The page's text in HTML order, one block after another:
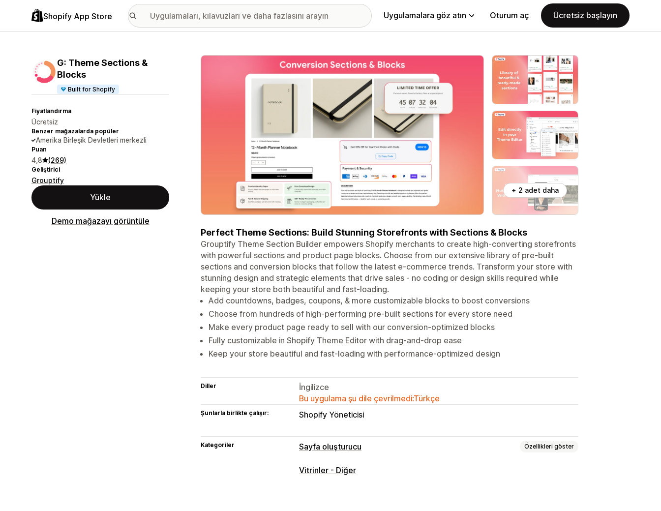
Shopify App Store Uygulamalara göz atın Oturum aç Ücretsiz başlayın
G: Theme Sections &
Blocks
Built for Shopify
Fiyatlandırma
Ücretsiz
Benzer mağazalarda popüler
Amerika Birleşik Devletleri merkezli
Puan
4,8 (269)
Geliştirici
Grouptify
Yükle
Demo mağazayı görüntüle
Öne çıkan görsel galerisi
+ 2 adet daha
Perfect Theme Sections: Build Stunning Storefronts with Sections & Blocks
Grouptify Theme Section Builder empowers Shopify merchants to create high-converting storefronts
with powerful sections and product page blocks. Choose from our extensive library of pre-built
sections and conversion blocks that follow the latest e-commerce trends. Transform your store with
stunning design and strategic elements that drive sales - no coding or design skills required while
keeping your store both beautiful and fast-loading.
Add countdowns, badges, coupons, & more customizable blocks to boost conversions
Choose from hundreds of high-performing pre-built sections for every store need
Make every product page ready to sell with our conversion-optimized blocks
Fully customizable in Shopify Theme Editor with drag-and-drop ease
Keep your store beautiful and fast-loading with performance-optimized design
Diller
İngilizce
Bu uygulama şu dile çevrilmedi:Türkçe
Şunlarla birlikte çalışır: Shopify Yöneticisi
Kategoriler Sayfa oluşturucu Özellikleri göster
Sayfa türleri
Vitrinler - Diğer